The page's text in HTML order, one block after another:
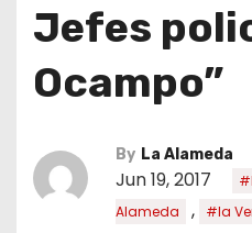
Jefes
Ocampo”
By La Alameda
Jun 19, 2017
Alameda
, #la